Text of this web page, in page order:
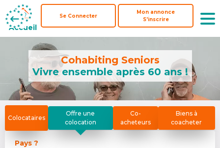
Accueil
Se Connecter
Mon annonce
S'inscrire
Accueil
Se Connecter
Mon annonce
S'inscrire
Cohabiting Seniors
Vivre ensemble après 60 ans !
Colocataires
Offre une
colocation
Co-
acheteurs
Biens à
coacheter
Pays ?